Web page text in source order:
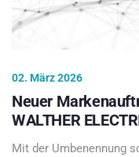
02. März 2026
Neuer
WALTHER
Mit der Umbenennung